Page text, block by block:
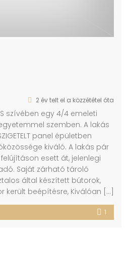
2 év telt el a közzététel óta
szívében egy 4/4 emeleti
szemben. A lakás
panel épületben
kiváló. A lakás pár
esett át, jelenlegi
Saját zárható tároló
által készített bútorok,
került beépítésre, Kiválóan […]
1